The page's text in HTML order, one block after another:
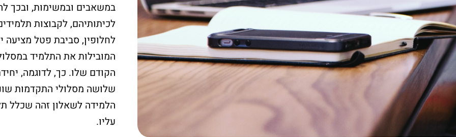
במשאבים ובמשימות, ובכך
לכיתותיהם, לקבוצות
לחלופין, סביבת פטל מציעה
המובילות את התלמיד
הקודם שלו. כך, לדוגמה,
שלושה מסלולי התקדמות
הלמידה לשאלון זהה שכלל
עליו.